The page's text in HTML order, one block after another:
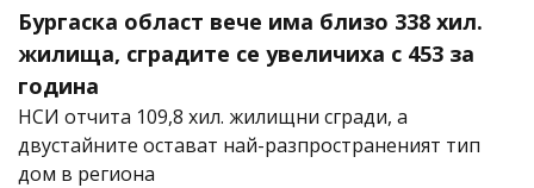
Бургаска област вече има близо 338 хил.
жилища, сградите се увеличиха с 453 за
година
НСИ отчита 109,8 хил. жилищни сгради, а
двустайните остават най-разпространеният тип
дом в региона